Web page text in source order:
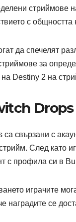
стриймове
с
да спечелят
за
на Destiny 2 на
са свързани с
След като
с профила си в
играчите
наградите се